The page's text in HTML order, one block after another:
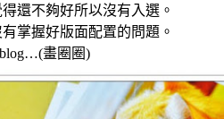
還不夠好所以沒有入選。
掌握好版面配置的問題。
畫圈圈)